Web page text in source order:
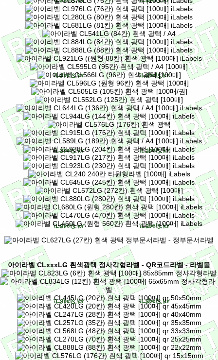
- 정부문서라벨
아이라벨 CLxxxLG 흰색광택 정사각형라벨 - QR코드라벨 - 라벨몰